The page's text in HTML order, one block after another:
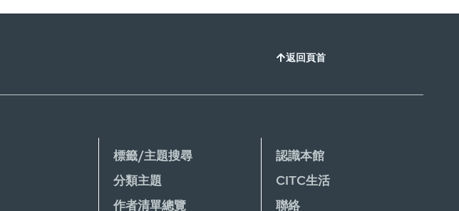
返回頁首
標籤/主題搜尋
分類主題
作者清單總覽
認識本館
CITC生活
聯絡